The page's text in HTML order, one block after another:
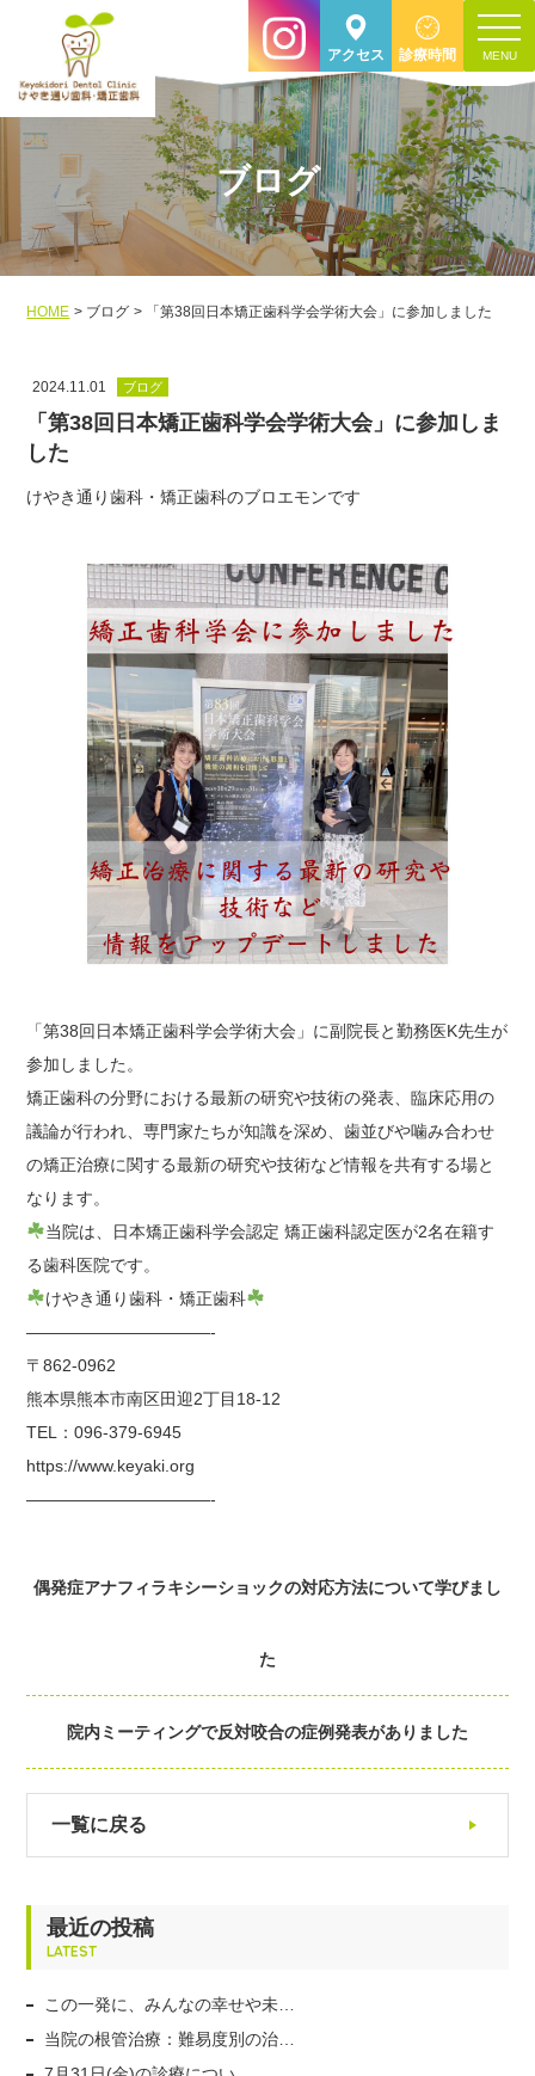
アクセス 診療時間
toggle
ブログ
HOME ブログ 「第38回日本矯正歯科学会学術大会」に参加しました
2024.11.01 ブログ
「第38回日本矯正歯科学会学術大会」に参加しま
した
けやき通り歯科・矯正歯科のブロエモンです
「第38回日本矯正歯科学会学術大会」に副院長と勤務医K先生が
参加しました。
矯正歯科の分野における最新の研究や技術の発表、臨床応用の
議論が行われ、専門家たちが知識を深め、歯並びや噛み合わせ
の矯正治療に関する最新の研究や技術など情報を共有する場と
なります。
当院は、日本矯正歯科学会認定 矯正歯科認定医が2名在籍す
る歯科医院です。
けやき通り歯科・矯正歯科
———————————-
〒862-0962
熊本県熊本市南区田迎2丁目18-12
TEL：096-379-6945
https://www.keyaki.org
———————————-
偶発症アナフィラキシーショックの対応方法について学びまし
た
院内ミーティングで反対咬合の症例発表がありました
一覧に戻る
最近の投稿
LATEST
この一発に、みんなの幸せや未…
当院の根管治療：難易度別の治…